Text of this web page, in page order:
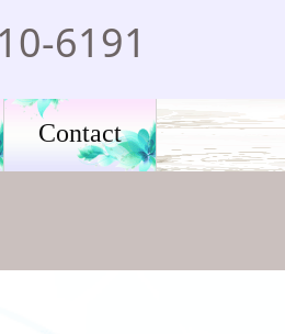
6191
Contact